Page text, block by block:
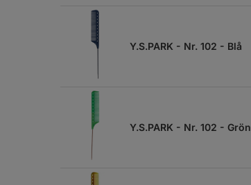
Y.S.PARK - Nr. 102 - Blå
Y.S.PARK - Nr. 102 - Grön